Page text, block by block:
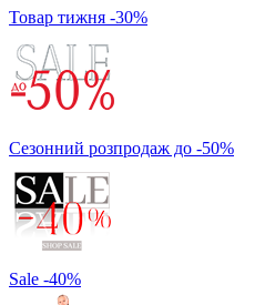
Товар тижня -30%
Сезонний розпродаж до -50%
Sale -40%